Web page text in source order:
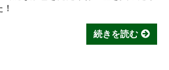
続きを読む